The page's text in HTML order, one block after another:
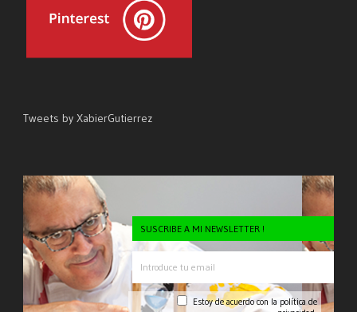
Tweets by XabierGutierrez
SUSCRIBE A MI NEWSLETTER !
Estoy de acuerdo con la política de